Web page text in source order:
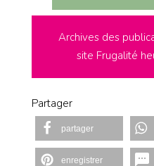
Archives des
site Frugalité
Partager
partager
enregistrer